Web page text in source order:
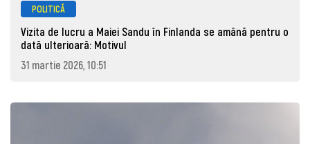
POLITICĂ
Vizita de lucru a Maiei Sandu în Finlanda se amână pentru o
dată ulterioară: Motivul
31 martie 2026, 10:51